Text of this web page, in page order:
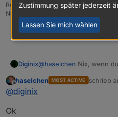
Robot 1S | Yeelight | Sonoff | Shelly |
NodeMCU+ESP32 | Kostal Plenticore
Diginix@haselchen Nix, wenn
Offline
haselchen MOST ACTIVE schrieb
zuletzt
@diginix
Ok
Zustimmung später jederzeit
Lassen Sie mich wählen